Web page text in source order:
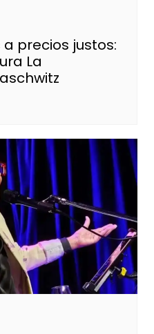
precios justos:
La